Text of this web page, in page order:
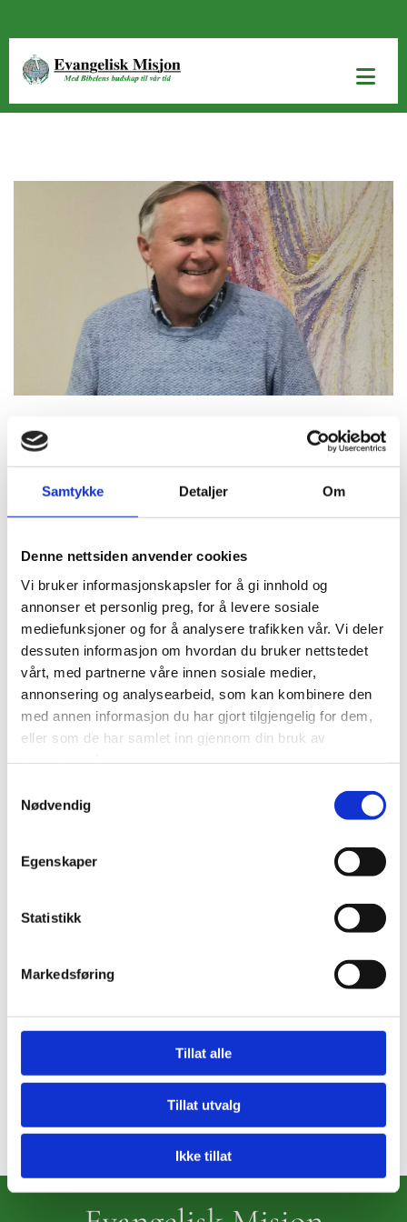
Samtykke Detaljer Om
Denne nettsiden anvender cookies
Vi bruker informasjonskapsler for å gi innhold og
annonser et personlig preg, for å levere sosiale
mediefunksjoner og for å analysere trafikken vår. Vi deler
dessuten informasjon om hvordan du bruker nettstedet
vårt, med partnerne våre innen sosiale medier,
annonsering og analysearbeid, som kan kombinere den
med annen informasjon du har gjort tilgjengelig for dem,
eller som de har samlet inn gjennom din bruk av
Nødvendig
Egenskaper
Statistikk
Markedsføring
Tillat alle
Tillat utvalg
Ikke tillat
19/10/2023
Guds Ord og tiden vi lever i
Vi får besøk av Charles Hansen, Eigil Rognlien, Karl
Georg Rognstad, Randi og Hjalmar Johansen. Anne
Marit og Ove Arnoldsen leder bønn alle dagene kl.
9.30
Klikk her for å komme til fanen møteprogram
Husk påmelding og rombestilling: Telefon 33 15 59
59- 900 45 605